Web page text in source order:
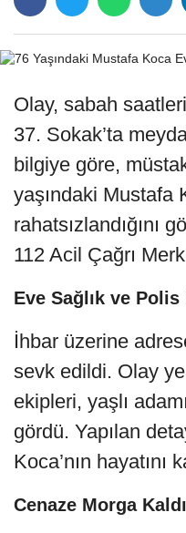
Olay, sabah
37. Sokak’ta
bilgiye göre,
yaşındaki Mustafa
rahatsızlandığını
112 Acil Çağrı
Eve Sağlık ve
İhbar üzerine
sevk edildi. Olay
ekipleri, yaşlı
gördü. Yapılan
Koca’nın
Cenaze Morga